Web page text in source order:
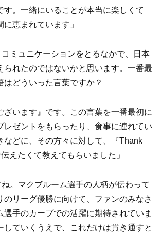
す。一緒にいることが本当に楽しくて
に恵まれています」
ミュニケーションをとるなかで、日本
られたのではないかと思います。一番最
はどういった言葉ですか？
ざいます』です。この言葉を一番最初に
レゼントをもらったり、食事に連れてい
などに、その方々に対して、『Thank
えたくて教えてもらいました」
。マクブルーム選手の人柄が伝わって
のリーグ優勝に向けて、ファンのみなさ
選手のカープでの活躍に期待されていま
していくうえで、これだけは貫き通すと